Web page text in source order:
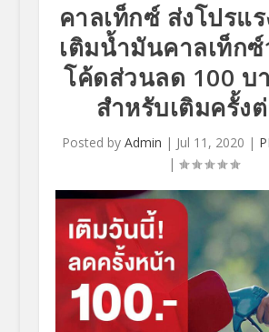
คาลเท็กซ์ ส่งโปรแ
เติมน้ำมันคาลเท็ก
โค้ดส่วนลด 100 บ
สำหรับเติมครั้ง
Posted by Admin | Jul 11, 2020 |
|